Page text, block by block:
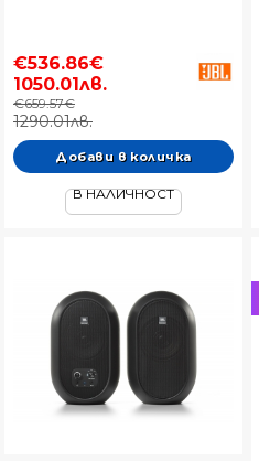
€536.86€
1050.01лв.
€659.57€
1290.01лв.
В НАЛИЧНОСТ